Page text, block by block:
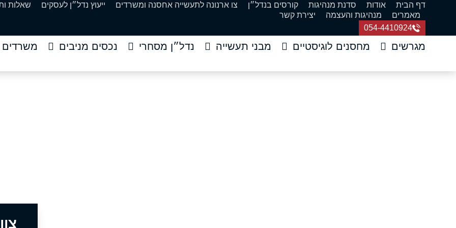
דף הבית אודות סדנת מנהיגות קורסים בנדל״ן צו ארנונה לתעשייה אחסנה ומשרדים ייעוץ נדל״ן לעסקים שאלות
מאמרים
מנהיגות והעצמה
יצירת קשר
054-4410924
מגרשים מחסנים לוגיסטיים מבני תעשייה נדל״ן מסחרי נכסים מניבים משרדים